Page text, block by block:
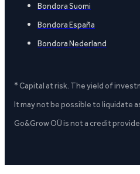
Bondora Suomi
Bondora España
Bondora Nederland
* Capital at risk. The yield of
It may not be possible to liquidate
Go&Grow OÜ is not a credit